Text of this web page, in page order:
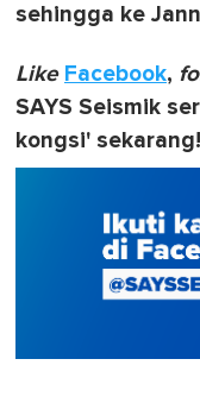
sehingga ke
Like Facebook,
SAYS Seismik
kongsi' sekarang!